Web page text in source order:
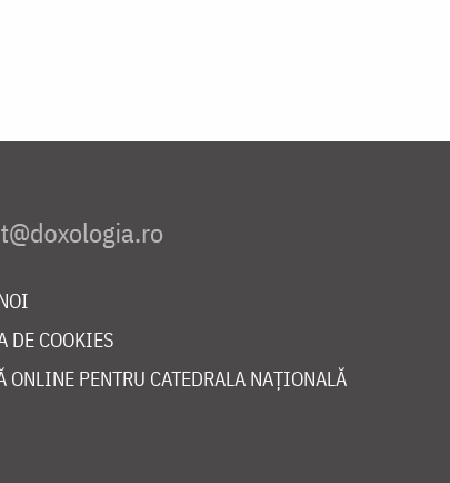
DE COOKIES
ONLINE PENTRU CATEDRALA NAȚIONALĂ